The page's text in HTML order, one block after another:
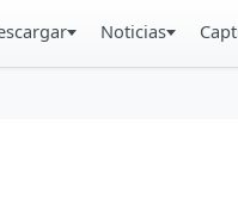
Noticias